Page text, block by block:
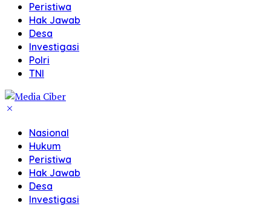
Peristiwa
Hak Jawab
Desa
Investigasi
Polri
TNI
Nasional
Hukum
Peristiwa
Hak Jawab
Desa
Investigasi